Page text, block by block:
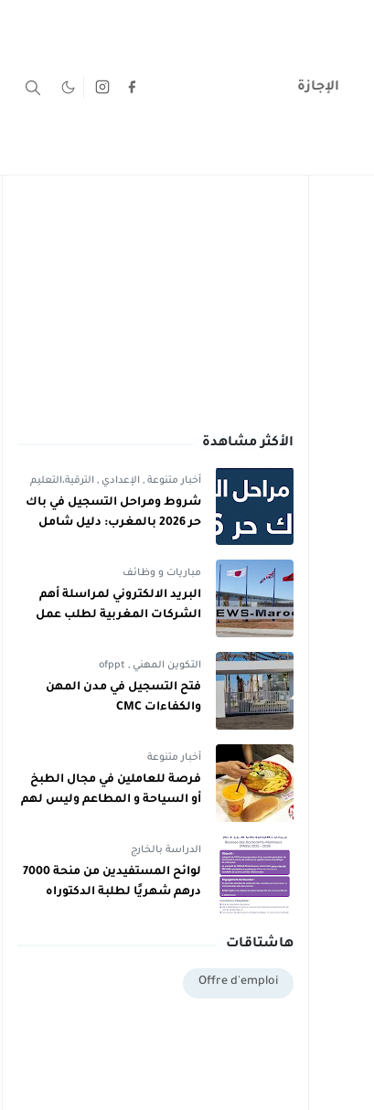
الإجازة
الأكثر مشاهدة
أخبار متنوعة, الإعدادي, الترقية،التعليم
شروط ومراحل التسجيل في باك
حر 2026 بالمغرب: دليل شامل
مباريات و وظائف
البريد الالكتروني لمراسلة أهم
الشركات المغربية لطلب عمل
التكوين المهني,
ofppt
فتح التسجيل في مدن المهن
والكفاءات CMC
أخبار متنوعة
فرصة للعاملين في مجال الطبخ
أو السياحة و المطاعم وليس لهم
الدراسة بالخارج
لوائح المستفيدين من منحة 7000
درهم شهريًا لطلبة الدكتوراه
هاشتاقات
Offre d'emploi